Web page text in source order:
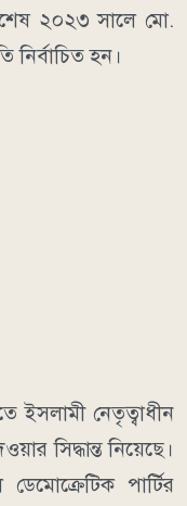
২০২৩ সালে মো.
নির্বাচিত হন।
ইসলামী নেতৃত্বাধীন
সিদ্ধান্ত নিয়েছে।
পার্টির